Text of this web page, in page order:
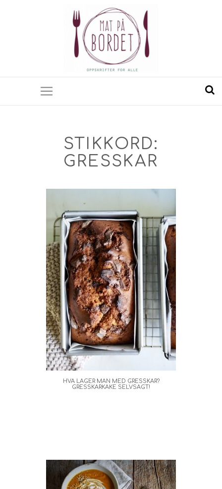
STIKKORD:
GRESSKAR
HVA LAGER MAN MED GRESSKAR?
GRESSKARKAKE SELVSAGT!